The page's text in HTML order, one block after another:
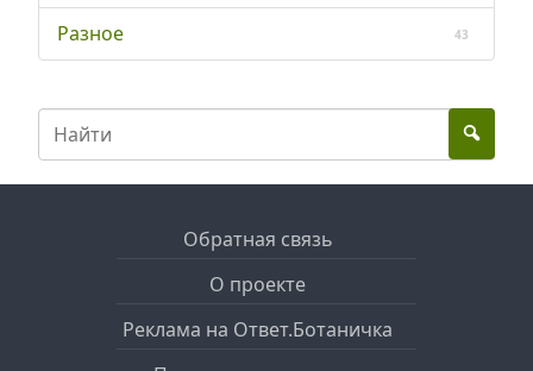
Разное 43
Обратная связь
О проекте
Реклама на Ответ.Ботаничка